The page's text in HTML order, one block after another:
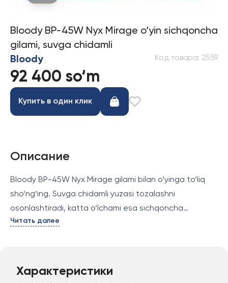
Bloody BP-45W Nyx Mirage o‘yin sichqoncha
gilami, suvga chidamli
Bloody
Код товара: 2559
92 400 so‘m
Купить в один клик
Описание
Bloody BP-45W Nyx Mirage gilami bilan o‘yinga to‘liq
sho‘ng‘ing. Suvga chidamli yuzasi tozalashni
osonlashtiradi, katta o‘lchami esa sichqoncha
harakatlari uchun keng maydon yaratadi.
uchun mos va professional o‘yinchilar uchun ideal
tanlov.
Читать далее
Характеристики